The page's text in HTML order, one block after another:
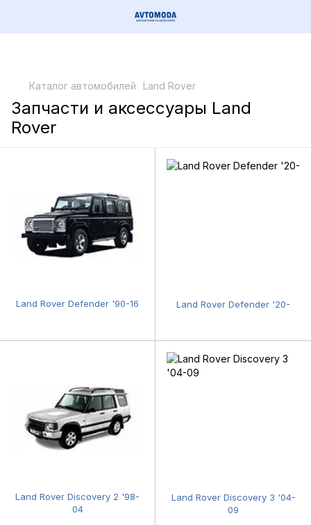
Каталог автомобилей Land Rover
Запчасти и аксессуары Land
Rover
Land Rover Defender '90-16 Land Rover Defender '20-
Land Rover Discovery 2 '98-
04
Land Rover Discovery 3 '04-
09